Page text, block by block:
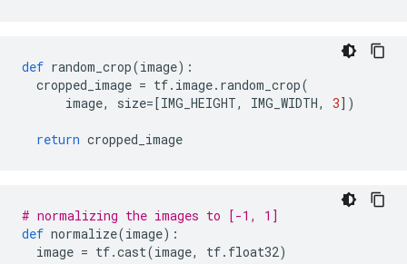
def random_crop(image):
cropped_image = tf. image. random_crop(
image, size=[IMG_HEIGHT, IMG_WIDTH, 3])
return cropped_image
# normalizing the images to [-1, 1]
def normalize(image):
image = tf.cast(image, tf. float32)